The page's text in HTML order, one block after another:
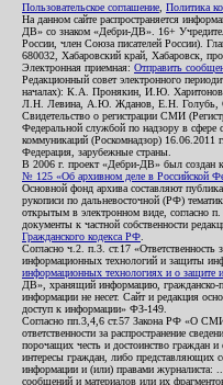
Пользовательское соглашение Политика
На данном сайте распространяется
ДВ» со знаком «Дебри-ДВ». 16+
России, член Союза писателей России).
680032, Хабаровский край, Хабаровск,
Электронная приемная: Отправить
Редакционный совет электронного
началах): К.А. Пронякин, И.Ю.
Л.Н. Левина, А.Ю. Жданов, Е.Н.
Свидетельство о регистрации СМИ
Федеральной службой по надзору в
коммуникаций (Роскомнадзор) 16.06.2011
Федерация, зарубежные страны.
В 2006 г. проект «Дебри-ДВ» был создан
№ 125 «Об архивном деле в Российской
Основной фонд архива составляют
рукописи по дальневосточной (РФ)
открытым в электронном виде, согласно
документы к частной собственности
Гражданского кодекса РФ
Согласно ч.2. п.3. ст.17
информационных технологий и защиты
информационных технологиях и о
ДВ», хранящий информацию, гражданско-
информации не несет. Сайт и редакция
доступ к информации» ФЗ-149.
Согласно пп.3,4,6 ст.57 Закона РФ «О
ответственности за распространение
порочащих честь и достоинство граждан
интересы граждан, либо представляющих
информации и (или) правами журналиста:
сообщений и материалов или их